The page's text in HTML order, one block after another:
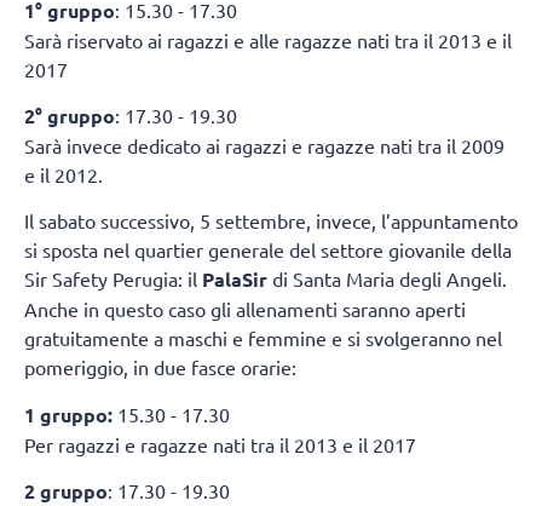
1° gruppo: 15.30 - 17.30
Sarà riservato ai ragazzi e alle ragazze nati tra il 2013 e il
2017
2° gruppo: 17.30 - 19.30
Sarà invece dedicato ai ragazzi e ragazze nati tra il 2009
e il 2012.
Il sabato successivo, 5 settembre, invece, l’appuntamento
si sposta nel quartier generale del settore giovanile della
Sir Safety Perugia: il PalaSir di Santa Maria degli Angeli.
Anche in questo caso gli allenamenti saranno aperti
gratuitamente a maschi e femmine e si svolgeranno nel
pomeriggio, in due fasce orarie:
1 gruppo: 15.30 - 17.30
Per ragazzi e ragazze nati tra il 2013 e il 2017
2 gruppo: 17.30 - 19.30